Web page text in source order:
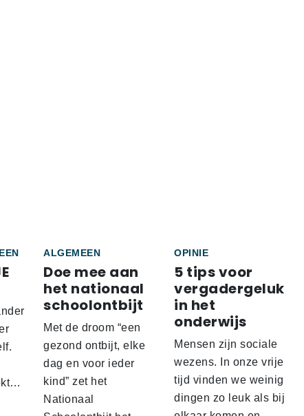
ALGEMEEN
Doe mee aan
het nationaal
schoolontbijt
Met de droom “een
gezond ontbijt, elke
dag en voor ieder
kind” zet het
Nationaal
OPINIE
5 tips voor
vergadergeluk
in het
onderwijs
Mensen zijn sociale
wezens. In onze vrije
tijd vinden we weinig
dingen zo leuk als bij